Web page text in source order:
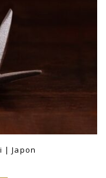
| Japon